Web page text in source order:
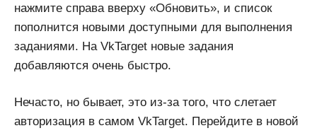
нажмите справа вверху «Обновить», и список
пополнится новыми доступными для выполнения
заданиями. На VkTarget новые задания
добавляются очень быстро.
Нечасто, но бывает, это из-за того, что слетает
авторизация в самом VkTarget. Перейдите в новой